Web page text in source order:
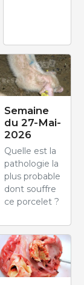
Semaine
du 27-Mai-
2026
Quelle est la
pathologie la
plus probable
dont souffre
ce porcelet ?